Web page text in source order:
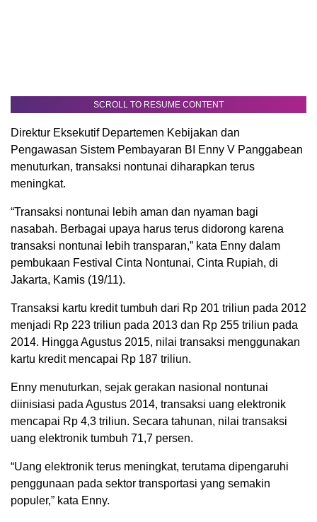
SCROLL TO RESUME CONTENT
Direktur Eksekutif Departemen Kebijakan dan
Pengawasan Sistem Pembayaran BI Enny V Panggabean
menuturkan, transaksi nontunai diharapkan terus
meningkat.
“Transaksi nontunai lebih aman dan nyaman bagi
nasabah. Berbagai upaya harus terus didorong karena
transaksi nontunai lebih transparan,” kata Enny dalam
pembukaan Festival Cinta Nontunai, Cinta Rupiah, di
Jakarta, Kamis (19/11).
Transaksi kartu kredit tumbuh dari Rp 201 triliun pada 2012
menjadi Rp 223 triliun pada 2013 dan Rp 255 triliun pada
2014. Hingga Agustus 2015, nilai transaksi menggunakan
kartu kredit mencapai Rp 187 triliun.
Enny menuturkan, sejak gerakan nasional nontunai
diinisiasi pada Agustus 2014, transaksi uang elektronik
mencapai Rp 4,3 triliun. Secara tahunan, nilai transaksi
uang elektronik tumbuh 71,7 persen.
“Uang elektronik terus meningkat, terutama dipengaruhi
penggunaan pada sektor transportasi yang semakin
populer,” kata Enny.